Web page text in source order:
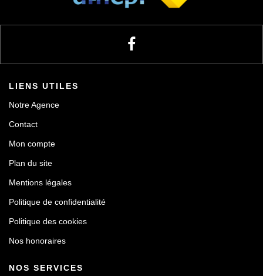
LIENS UTILES
Notre Agence
Contact
Mon compte
Plan du site
Mentions légales
Politique de confidentialité
Politique des cookies
Nos honoraires
NOS SERVICES